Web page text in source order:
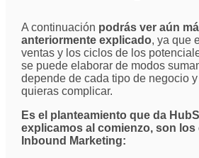
A continuación podrás ver aún
anteriormente explicado, ya que
ventas y los ciclos de los
se puede elaborar de modos
depende de cada tipo de negocio
quieras complicar.
Es el planteamiento que da
explicamos al comienzo, son los
Inbound Marketing: